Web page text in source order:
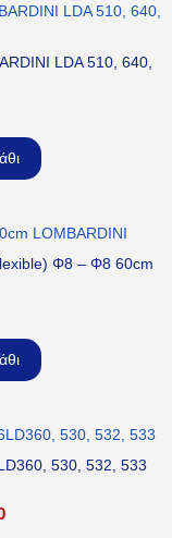
LDA 510, 640,
Φ8 – Φ8 60cm
530, 532, 533